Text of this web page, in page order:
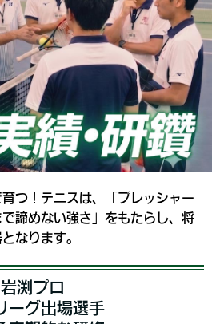
つ！テニスは、「プレッシャー
諦めない強さ」をもたらし、将
なります。
岩渕プロ
ーグ出場選手